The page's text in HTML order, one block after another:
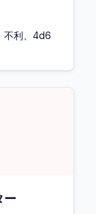
不利、4d6
ー